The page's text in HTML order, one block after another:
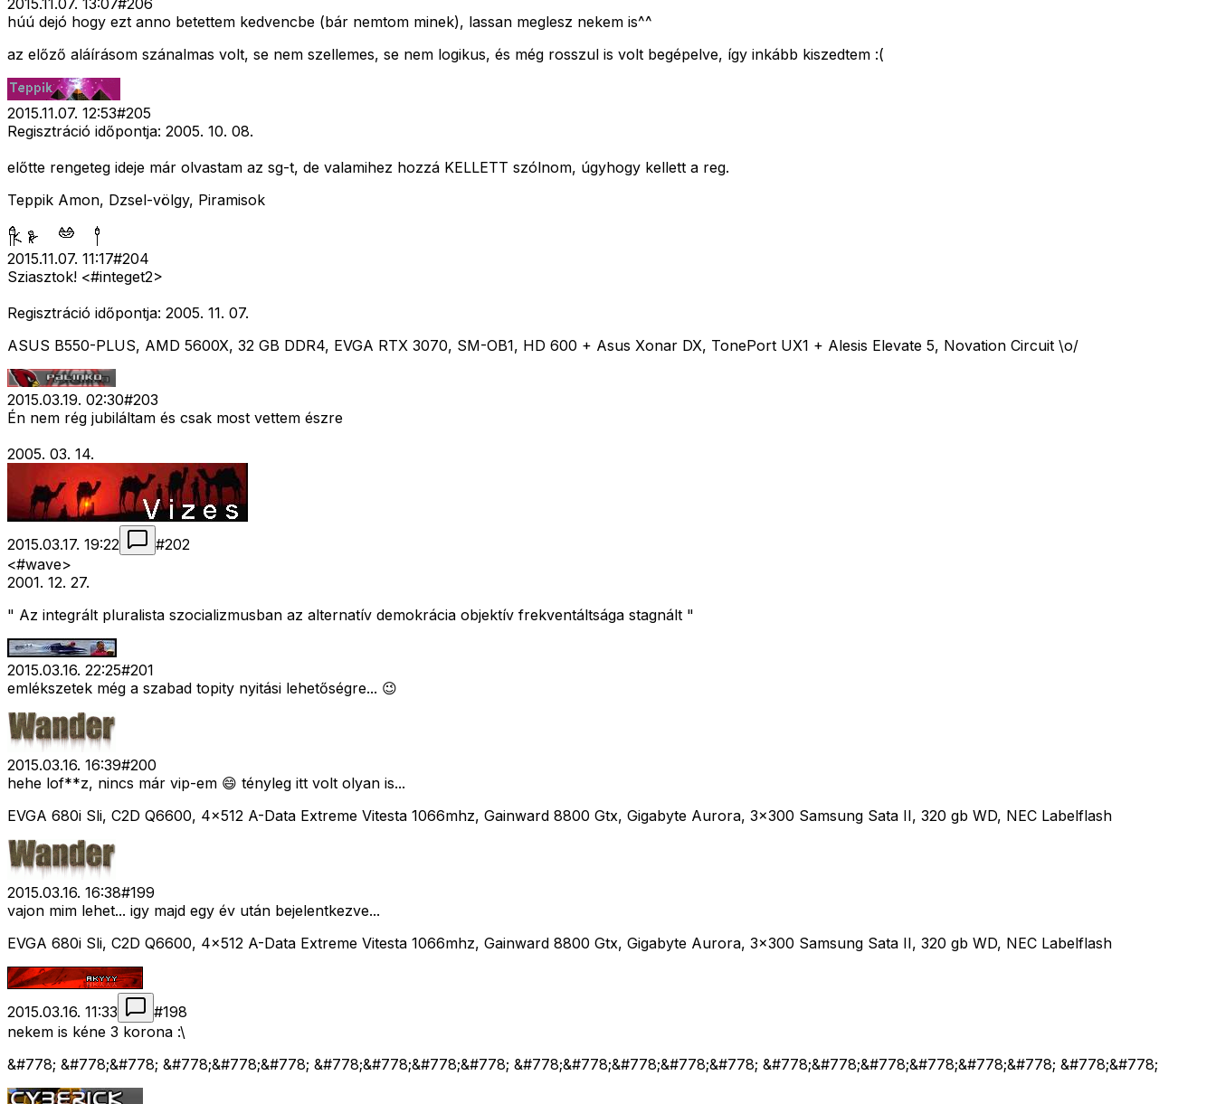
2015.11.07. 13:07#206
húú dejó hogy ezt anno betettem kedvencbe (bár nemtom minek), lassan meglesz nekem is^^
az előző aláírásom szánalmas volt, se nem szellemes, se nem logikus, és még rosszul is volt begépelve, így inkább kiszedtem :(
2015.11.07. 12:53#205
Regisztráció időpontja: 2005. 10. 08.
előtte rengeteg ideje már olvastam az sg-t, de valamihez hozzá KELLETT szólnom, úgyhogy kellett a reg.
Teppik Amon, Dzsel-völgy, Piramisok
2015.11.07. 11:17#204
Sziasztok! <#integet2>
Regisztráció időpontja: 2005. 11. 07.
ASUS B550-PLUS, AMD 5600X, 32 GB DDR4, EVGA RTX 3070, SM-OB1, HD 600 + Asus Xonar DX, TonePort UX1 + Alesis Elevate 5, Novation Circuit \o/
2015.03.19. 02:30#203
Én nem rég jubiláltam és csak most vettem észre
2005. 03. 14.
2015.03.17. 19:22 #202
<#wave>
2001. 12. 27.
" Az integrált pluralista szocializmusban az alternatív demokrácia objektív frekventáltsága stagnált "
2015.03.16. 22:25#201
emlékszetek még a szabad topity nyitási lehetőségre... 😉
2015.03.16. 16:39#200
hehe lof**z, nincs már vip-em 😄 tényleg itt volt olyan is...
EVGA 680i Sli, C2D Q6600, 4x512 A-Data Extreme Vitesta 1066mhz, Gainward 8800 Gtx, Gigabyte Aurora, 3x300 Samsung Sata II, 320 gb WD, NEC Labelflash
2015.03.16. 16:38#199
vajon mim lehet... igy majd egy év után bejelentkezve...
EVGA 680i Sli, C2D Q6600, 4x512 A-Data Extreme Vitesta 1066mhz, Gainward 8800 Gtx, Gigabyte Aurora, 3x300 Samsung Sata II, 320 gb WD, NEC Labelflash
2015.03.16. 11:33 #198
nekem is kéne 3 korona :\
&#778; &#778;&#778; &#778;&#778;&#778; &#778;&#778;&#778;&#778; &#778;&#778;&#778;&#778;&#778; &#778;&#778;&#778;&#778;&#778;&#778; &#778;&#778;